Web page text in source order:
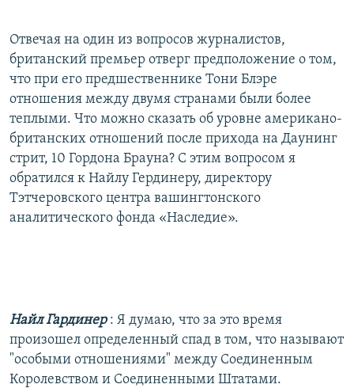
Отвечая на один из вопросов журналистов,
британский премьер отверг предположение о том,
что при его предшественнике Тони Блэре
отношения между двумя странами были более
теплыми. Что можно сказать об уровне американо-
британских отношений после прихода на Даунинг
стрит, 10 Гордона Брауна? С этим вопросом я
обратился к Найлу Гердинеру, директору
Тэтчеровского центра вашингтонского
аналитического фонда «Наследие».
Найл Гардинер: Я думаю, что за это время
произошел определенный спад в том, что называют
"особыми отношениями" между Соединенным
Королевством и Соединенными Штатами.